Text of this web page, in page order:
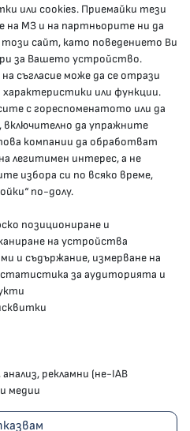
Неделя“ №5
или cookies. Приемайки тези
на МЗ и на партньорите ни да
сайт, като поведението Ви
за Вашето устройство.
съгласие може да се отрази
или функции.
с гореспоменатото или да
да упражните
компании да обработват
легитимен интерес, а не
избора си по всяко време,
по-долу.
позициониране и
на устройства
и съдържание, измерване на
статистика за аудиторията и
рекламни (не-IAB
медии